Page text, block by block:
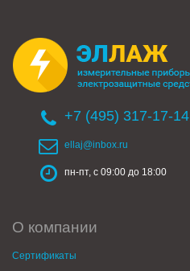
+7 (495) 317-17-14
ellaj@inbox.ru
пн-пт, с 09:00 до 18:00
О компании
Сертификаты